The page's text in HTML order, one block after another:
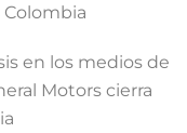
en los medios de
Motors cierra